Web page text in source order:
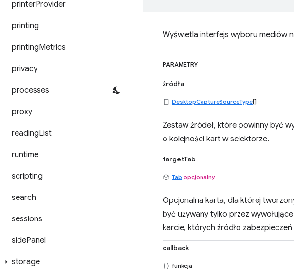
printerProvider
printing
printingMetrics
privacy
processes
proxy
readingList
runtime
scripting
search
sessions
sidePanel
storage
Wyświetla interfejs wyboru mediów
PARAMETRY
źródła
DesktopCaptureSourceType[]
Zestaw źródeł, które powinny być
o kolejności kart w selektorze.
targetTab
Tab opcjonalny
Opcjonalna karta, dla której
być używany tylko przez
karcie, których źródło
callback
funkcja